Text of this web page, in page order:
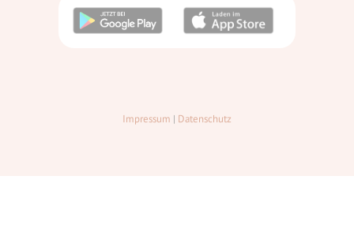
Impressum | Datenschutz